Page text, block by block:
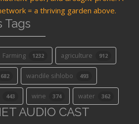
= a thriving garden above.
Tags
Farming 1232 agriculture 912
682 wandile sihlobo 493
443 wine 374 water 362
AUDIO CAST